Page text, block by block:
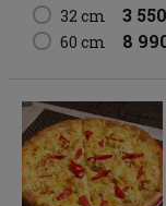
32 cm 3
60 cm 8